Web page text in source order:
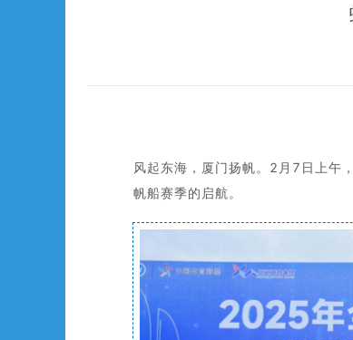
风起东海，厦门扬帆。2月7日上午
帆船赛季的启航。